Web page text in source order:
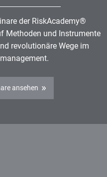
der RiskAcademy®
Methoden und Instrumente
revolutionäre Wege im
.
ansehen